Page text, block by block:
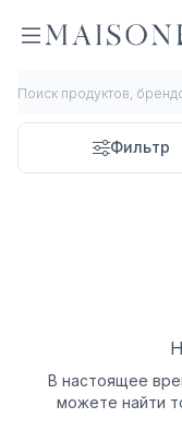
Фильтр
В настоящее
можете найти